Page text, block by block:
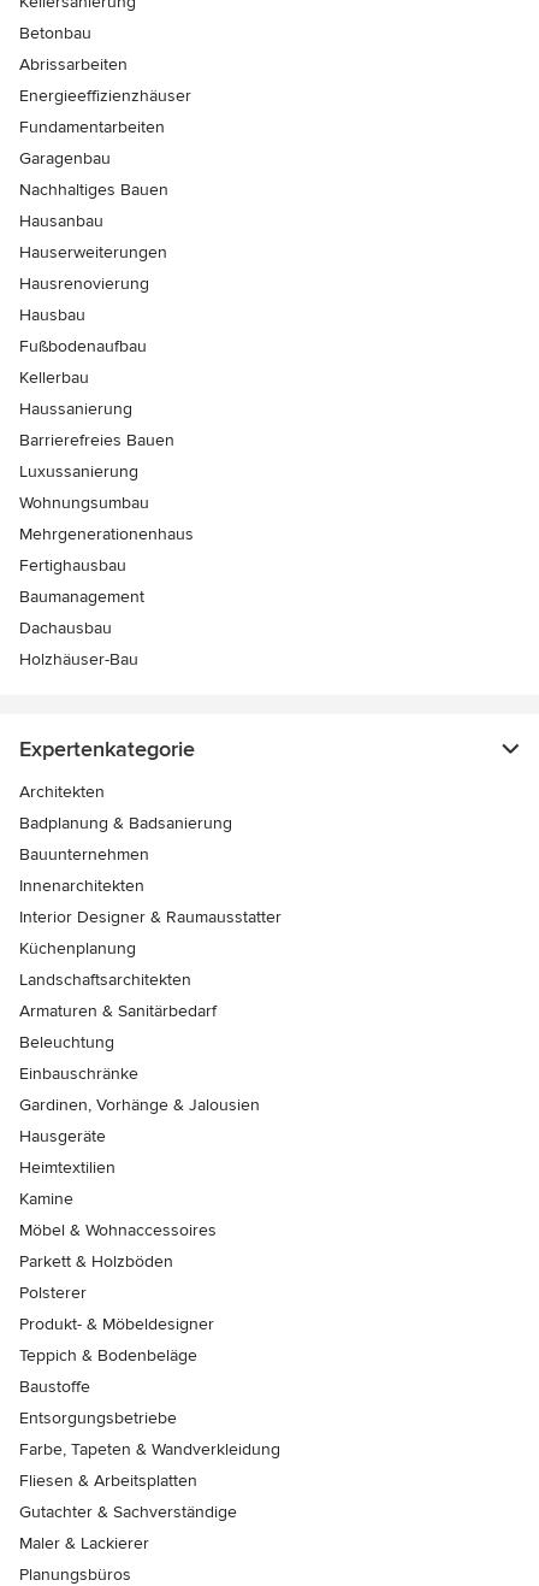
Betonbau
Abrissarbeiten
Energieeffizienzhäuser
Fundamentarbeiten
Garagenbau
Nachhaltiges Bauen
Hausanbau
Hauserweiterungen
Hausrenovierung
Hausbau
Fußbodenaufbau
Kellerbau
Haussanierung
Barrierefreies Bauen
Luxussanierung
Wohnungsumbau
Mehrgenerationenhaus
Fertighausbau
Baumanagement
Dachausbau
Holzhäuser-Bau
Expertenkategorie
Architekten
Badplanung & Badsanierung
Bauunternehmen
Innenarchitekten
Interior Designer & Raumausstatter
Küchenplanung
Landschaftsarchitekten
Armaturen & Sanitärbedarf
Beleuchtung
Einbauschränke
Gardinen, Vorhänge & Jalousien
Hausgeräte
Heimtextilien
Kamine
Möbel & Wohnaccessoires
Parkett & Holzböden
Polsterer
Produkt- & Möbeldesigner
Teppich & Bodenbeläge
Baustoffe
Entsorgungsbetriebe
Farbe, Tapeten & Wandverkleidung
Fliesen & Arbeitsplatten
Gutachter & Sachverständige
Maler & Lackierer
Planungsbüros